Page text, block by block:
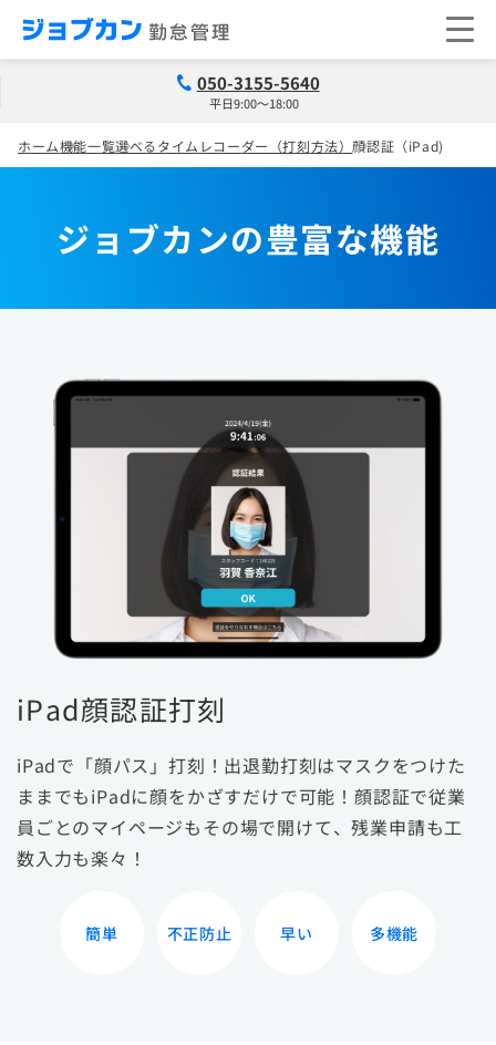
050-3155-5640
平日9:00～18:00
ホーム機能一覧選べるタイムレコーダー（打刻方法）顔認証（iPad)
ジョブカンの豊富な機能
iPad顔認証打刻
iPadで「顔パス」打刻！出退勤打刻はマスクをつけた
ままでもiPadに顔をかざすだけで可能！顔認証で従業
員ごとのマイページもその場で開けて、残業申請も工
数入力も楽々！
簡単 不正防止 早い 多機能